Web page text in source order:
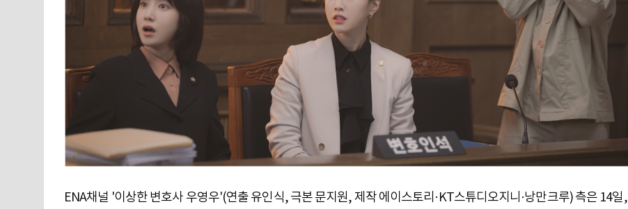
ENA채널 '이상한 변호사 우영우'(연출 유인식, 극본 문지원, 제작 에이스토리·KT스튜디오지니·낭만크루) 측은 14일,